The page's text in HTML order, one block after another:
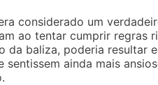
considerado um
ao tentar cumprir regras
baliza, poderia resultar
ainda mais